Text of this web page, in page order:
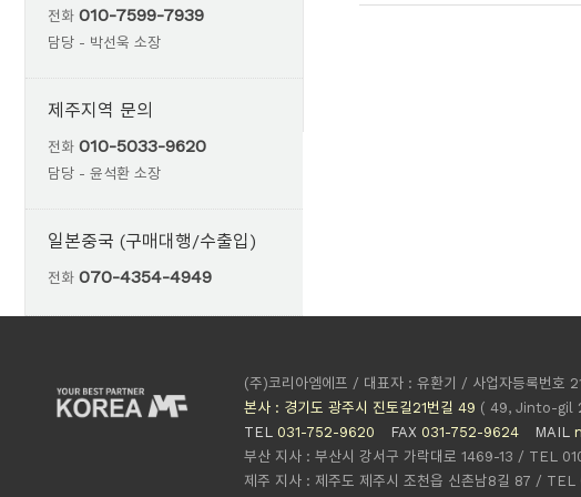
전화 010-7599-7939
담당 - 박선욱 소장
제주지역 문의
전화 010-5033-9620
담당 - 윤석환 소장
일본중국 (구매대행/수출입)
전화 070-4354-4949
(주)코리아엠에프 / 대표자 : 유환기 / 사업자등록번호
본사 : 경기도 광주시 진토길21번길 49 ( 49, Jinto-gil
TEL 031-752-9620 FAX 031-752-9624 MAIL
부산 지사 : 부산시 강서구 가락대로 1469-13 / TEL
제주 지사 : 제주도 제주시 조천읍 신촌남8길 87 /